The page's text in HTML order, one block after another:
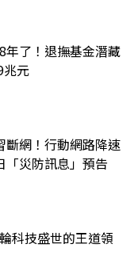
年了！退撫基金潛藏
兆元
斷網！行動網路降速
「災防訊息」預告
科技盛世的王道領